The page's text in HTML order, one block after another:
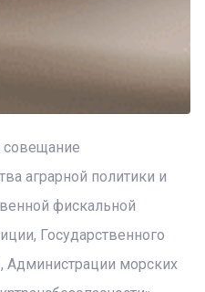
совещание
аграрной политики и
фискальной
Государственного
Администрации морских